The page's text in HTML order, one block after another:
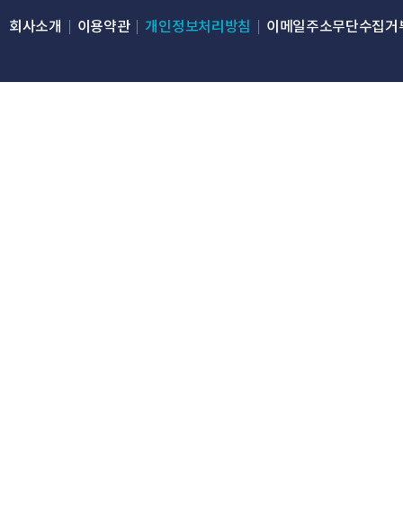
회사소개 이용약관 개인정보처리방침 이메일주소무단수집거